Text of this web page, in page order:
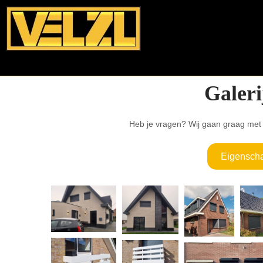
Heb je vragen? Wij gaan graag